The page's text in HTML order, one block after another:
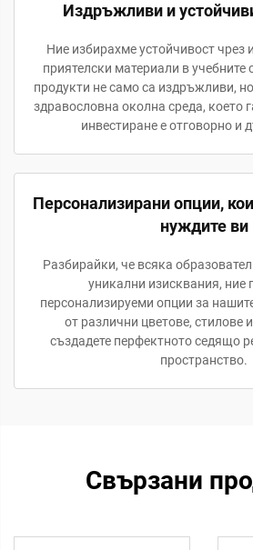
Издръжливи и
Ние избирахме устойчивост чрез
приятелски материали в учебните
продукти не само са издръжливи,
здравословна околна среда, което
инвестиране е отговорно и
Персонализирани опции,
нуждите ви
Разбирайки, че всяка
уникални изисквания, ние
персонализируеми опции за
от различни цветове, стилове
създадете перфектното седящо
пространство.
Свързани